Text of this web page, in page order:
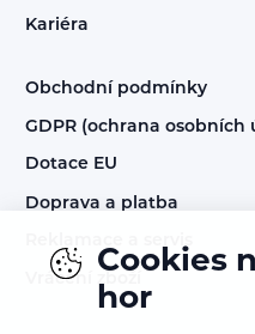
Kariéra
Obchodní podmínky
GDPR (ochrana osobních
Dotace EU
Doprava a platba
Reklamace a servis
Vrácení zboží
Cookies
hor